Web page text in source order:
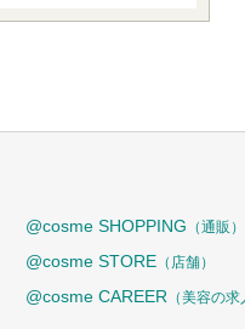
@cosme SHOPPING （通販）
@cosme STORE （店舗）
@cosme CAREER （美容の求